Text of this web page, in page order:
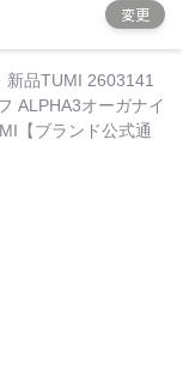
変更
新品TUMI 2603141
ALPHA3オーガナイ
【ブランド公式通